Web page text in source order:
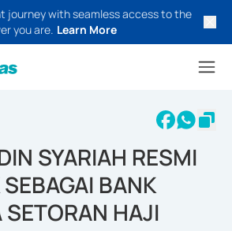
journey with seamless access to the
you are. Learn More
SYARIAH RESMI
BANK
SETORAN HAJI